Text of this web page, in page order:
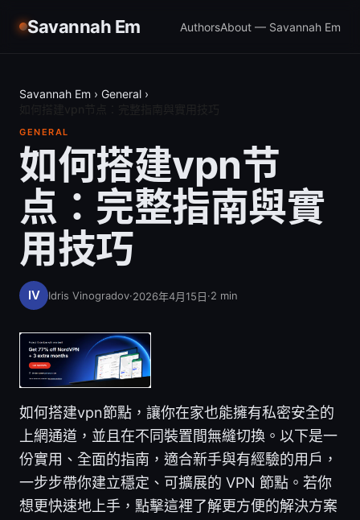
Savannah Em AuthorsAbout — Savannah Em
Savannah Em › General ›
GENERAL
如何搭建vpn节
点：完整指南與實
用技巧
Idris Vinogradov·2026年4月15日·2 min
如何搭建vpn節點，讓你在家也能擁有私密安全的
上網通道，並且在不同裝置間無縫切換。以下是一
份實用、全面的指南，適合新手與有經驗的用戶，
一步步帶你建立穩定、可擴展的 VPN 節點。若你
想更快速地上手，點擊這裡了解更方便的解決方案